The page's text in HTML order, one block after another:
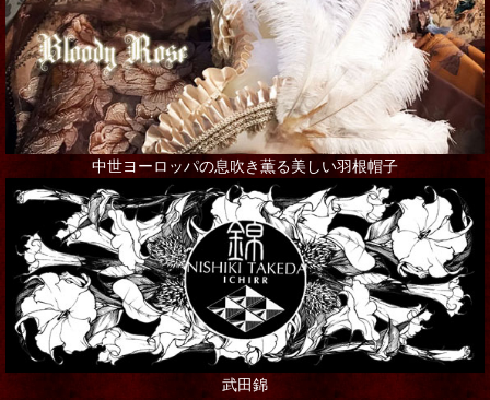
中世ヨーロッパの息吹き薫る美しい羽根帽子
武田錦